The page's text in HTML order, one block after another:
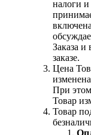
налоги
Заказа
заказе.
Цена
При
Товар
Товар